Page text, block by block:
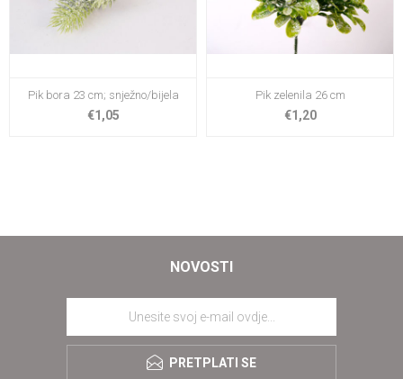
Pik bora 23 cm; snježno/bijela
€1,05
Pik zelenila 26 cm
€1,20
NOVOSTI
PRETPLATI SE